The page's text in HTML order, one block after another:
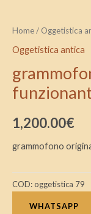
Home/ Oggetistica
Oggetistica antica
1,200.00€
grammofono
COD:oggetistica 79
WHATSAPP